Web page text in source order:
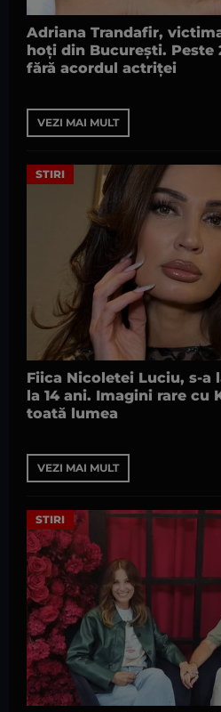
Adriana Trandafir,
hoți din București. Peste
fără acordul actriței
VEZI MAI MULT
STIRI
Fiica Nicoletei Luciu, s-a
la 14 ani. Imagini rare cu
toată lumea
VEZI MAI MULT
STIRI